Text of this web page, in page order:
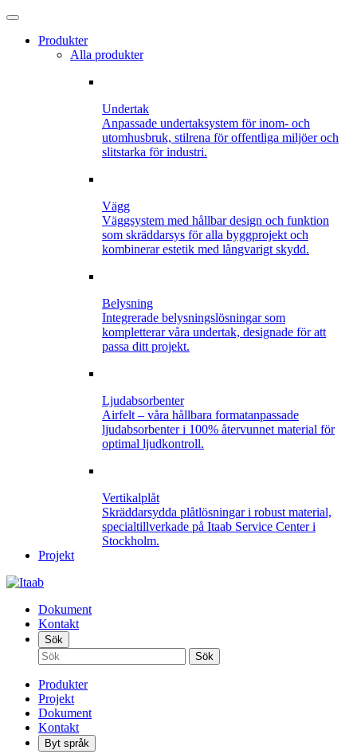
Produkter
Alla produkter
Undertak
Anpassade undertaksystem för inom- och
utomhusbruk, stilrena för offentliga miljöer och
slitstarka för industri.
Vägg
Väggsystem med hållbar design och funktion
som skräddarsys för alla byggprojekt och
kombinerar estetik med långvarigt skydd.
Belysning
Integrerade belysningslösningar som
kompletterar våra undertak, designade för att
passa ditt projekt.
Ljudabsorbenter
Airfelt – våra hållbara formatanpassade
ljudabsorbenter i 100% återvunnet material för
optimal ljudkontroll.
Vertikalplåt
Skräddarsydda plåtlösningar i robust material,
specialtillverkade på Itaab Service Center i
Stockholm.
Projekt
Dokument
Kontakt
Sök
Produkter
Projekt
Dokument
Kontakt
Byt språk